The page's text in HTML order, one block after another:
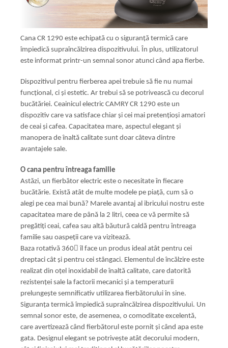
Cana CR 1290 este echipată cu o siguranță termică care
împiedică supraîncălzirea dispozitivului. În plus, utilizatorul
este informat printr-un semnal sonor atunci când apa fierbe.
Dispozitivul pentru fierberea apei trebuie să fie nu numai
funcțional, ci și estetic. Ar trebui să se potrivească cu decorul
bucătăriei. Ceainicul electric CAMRY CR 1290 este un
dispozitiv care va satisface chiar și cei mai pretențioși amatori
de ceai și cafea. Capacitatea mare, aspectul elegant și
manopera de înaltă calitate sunt doar câteva dintre
avantajele sale.
O cana pentru întreaga familie
Astăzi, un fierbător electric este o necesitate în fiecare
bucătărie. Există atât de multe modele pe piață, cum să o
alegi pe cea mai bună? Marele avantaj al ibricului nostru este
capacitatea mare de până la 2 litri, ceea ce vă permite să
pregătiți ceai, cafea sau altă băutură caldă pentru întreaga
familie sau oaspeții care va vizitează.
Baza rotativă 360 îl face un produs ideal atât pentru cei
dreptaci cât și pentru cei stângaci. Elementul de încălzire este
realizat din oțel inoxidabil de înaltă calitate, care datorită
rezistenței sale la factorii mecanici și a temperaturii
prelungește semnificativ utilizarea fierbătorului în sine.
Siguranța termică împiedică supraîncălzirea dispozitivului. Un
semnal sonor este, de asemenea, o comoditate excelentă,
care avertizează când fierbătorul este pornit și când apa este
gata. Designul elegant se potrivește atât decorului modern,